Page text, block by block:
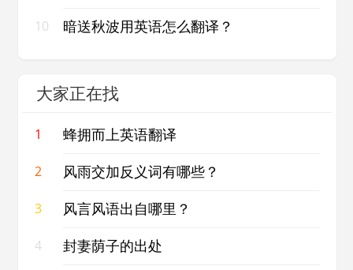
10 暗送秋波用英语怎么翻译？
大家正在找
1 蜂拥而上英语翻译
2 风雨交加反义词有哪些？
3 风言风语出自哪里？
4 封妻荫子的出处